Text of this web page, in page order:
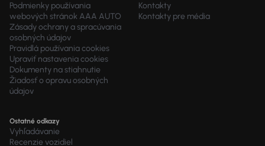
Podmienky používania
webových stránok AAA AUTO
Zásady ochrany a spracúvania
osobných údajov
Pravidlá používania cookies
Upraviť nastavenia cookies
Dokumenty na stiahnutie
Žiadosť o opravu osobných
údajov
Kontakty
Kontakty pre média
Ostatné odkazy
Vyhľadávanie
Recenzie vozidiel